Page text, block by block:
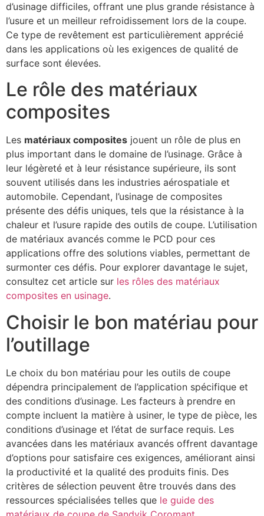
d’usinage difficiles, offrant une plus grande résistance à
l’usure et un meilleur refroidissement lors de la coupe.
Ce type de revêtement est particulièrement apprécié
dans les applications où les exigences de qualité de
surface sont élevées.
Le rôle des matériaux
composites
Les matériaux composites jouent un rôle de plus en
plus important dans le domaine de l’usinage. Grâce à
leur légèreté et à leur résistance supérieure, ils sont
souvent utilisés dans les industries aérospatiale et
automobile. Cependant, l’usinage de composites
présente des défis uniques, tels que la résistance à la
chaleur et l’usure rapide des outils de coupe. L’utilisation
de matériaux avancés comme le PCD pour ces
applications offre des solutions viables, permettant de
surmonter ces défis. Pour explorer davantage le sujet,
consultez cet article sur les rôles des matériaux
composites en usinage.
Choisir le bon matériau pour
l’outillage
Le choix du bon matériau pour les outils de coupe
dépendra principalement de l’application spécifique et
des conditions d’usinage. Les facteurs à prendre en
compte incluent la matière à usiner, le type de pièce, les
conditions d’usinage et l’état de surface requis. Les
avancées dans les matériaux avancés offrent davantage
d’options pour satisfaire ces exigences, améliorant ainsi
la productivité et la qualité des produits finis. Des
critères de sélection peuvent être trouvés dans des
ressources spécialisées telles que le guide des